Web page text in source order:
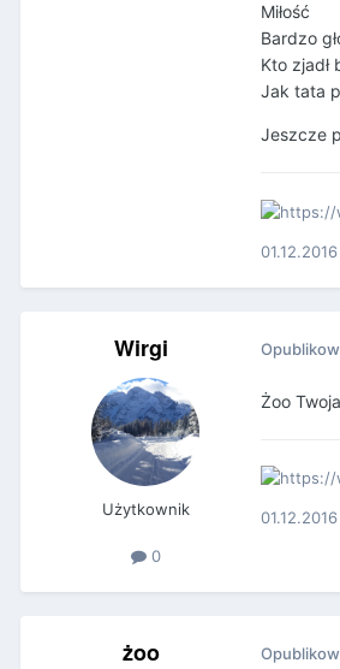
Miłość
Bardzo
Kto zjadł
Jak tata
Jeszcze
Wirgi
Użytkownik
0
Żoo
żoo